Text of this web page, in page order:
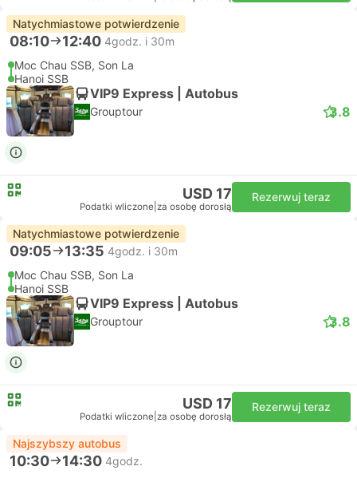
Natychmiastowe potwierdzenie
08:10 12:40 4godz. i 30m
Moc Chau SSB, Son La
Hanoi SSB
VIP9 Express | Autobus
Grouptour 3.8
USD 17
Podatki wliczone za osobę dorosłą
Rezerwuj teraz
Natychmiastowe potwierdzenie
09:05 13:35 4godz. i 30m
Moc Chau SSB, Son La
Hanoi SSB
VIP9 Express | Autobus
Grouptour 3.8
USD 17
Podatki wliczone za osobę dorosłą
Rezerwuj teraz
Najszybszy autobus
10:30 14:30 4godz.